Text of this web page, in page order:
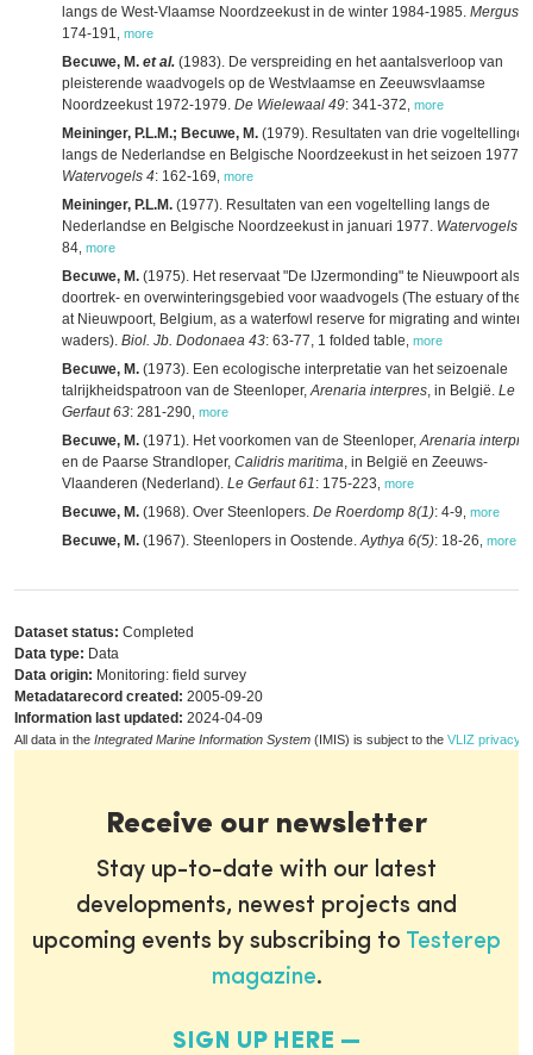
langs de West-Vlaamse Noordzeekust in de winter 1984-1985. Mergus
174-191 more
Becuwe, M. et al. (1983). De verspreiding en het aantalsverloop van
pleisterende waadvogels op de Westvlaamse en Zeeuwsvlaamse
Noordzeekust 1972-1979. De Wielewaal 49: 341-372 more
Meininger, P.L.M.; Becuwe, M. (1979). Resultaten van drie vogeltellingen
langs de Nederlandse en Belgische Noordzeekust in het seizoen 1977/
Watervogels 4: 162-169 more
Meininger, P.L.M. (1977). Resultaten van een vogeltelling langs de
Nederlandse en Belgische Noordzeekust in januari 1977. Watervogels 2
84 more
Becuwe, M. (1975). Het reservaat "De IJzermonding" te Nieuwpoort als
doortrek- en overwinteringsgebied voor waadvogels (The estuary of the
at Nieuwpoort, Belgium, as a waterfowl reserve for migrating and
waders). Biol. Jb. Dodonaea 43: 63-77, 1 folded table more
Becuwe, M. (1973). Een ecologische interpretatie van het seizoenale
talrijkheidspatroon van de Steenloper,Arenaria interpres, in België. Le
Gerfaut 63: 281-290 more
Becuwe, M. (1971). Het voorkomen van de Steenloper,Arenaria
en de Paarse Strandloper, Calidris maritima, in België en Zeeuws-
Vlaanderen (Nederland). Le Gerfaut 61: 175-223 more
Becuwe, M. (1968). Over Steenlopers. De Roerdomp 8(1): 4-9 more
Becuwe, M. (1967). Steenlopers in Oostende.Aythya 6(5): 18-26 more
Dataset status: Completed
Data type: Data
Data origin: Monitoring: field survey
Metadatarecord created: 2005-09-20
Information last updated: 2024-04-09
All data in the Integrated Marine Information System (IMIS) is subject to the VLIZ privacy
Receive our newsletter
Stay up-to-date with our latest
developments, newest projects and
upcoming events by subscribing to Testerep
magazine.
SIGN UP HERE